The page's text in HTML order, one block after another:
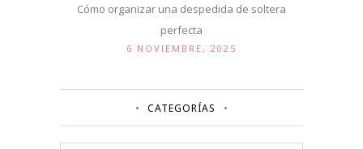
Cómo organizar una despedida de soltera
perfecta
6 NOVIEMBRE, 2025
CATEGORÍAS